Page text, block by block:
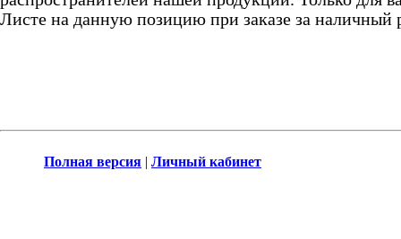
Листе на данную позицию при заказе за
Полная версия | Личный кабинет